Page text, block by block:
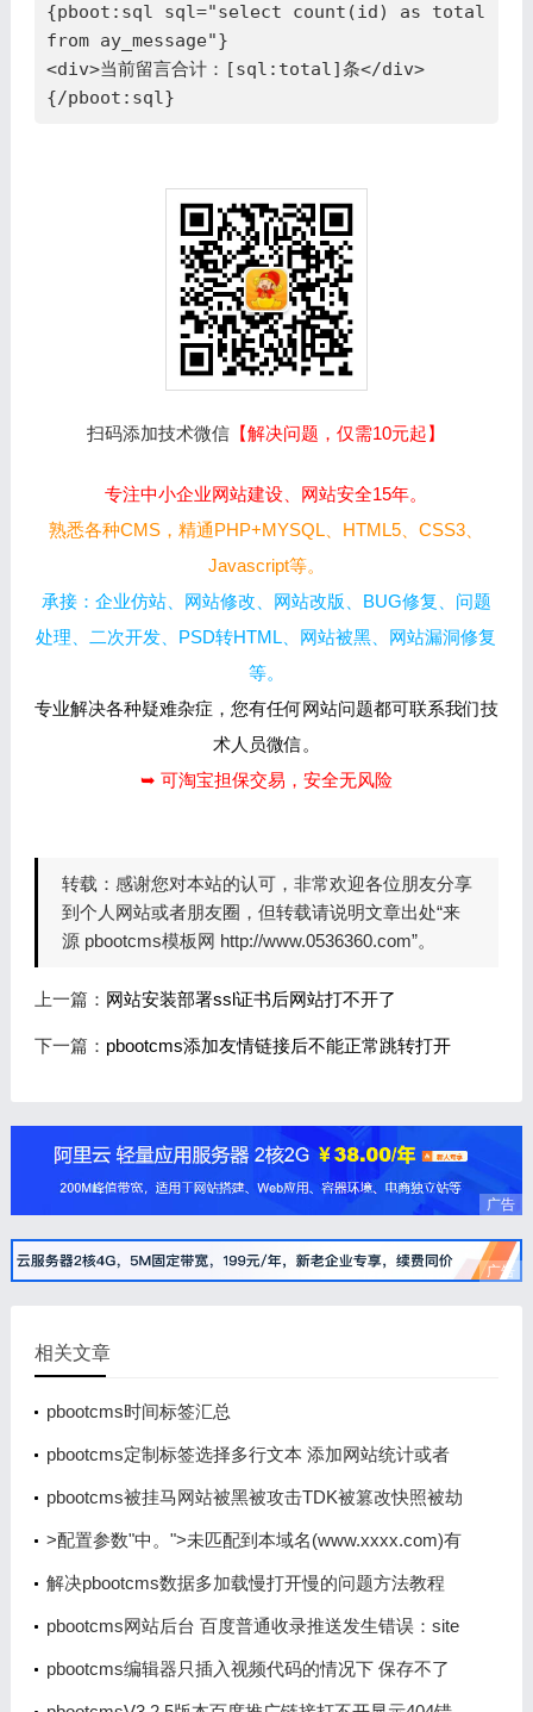
{pboot:sql sql="select count(id) as total
from ay_message"}
<div>当前留言合计：[sql:total]条</div>
{/pboot:sql}
扫码添加技术微信 【解决问题，仅需10元起】
专注中小企业网站建设、网站安全15年。
熟悉各种CMS，精通PHP+MYSQL、HTML5、CSS3、
Javascript等。
承接：企业仿站、网站修改、网站改版、BUG修复、问题
处理、二次开发、PSD转HTML、网站被黑、网站漏洞修复
等。
专业解决各种疑难杂症，您有任何网站问题都可联系我们技
术人员微信。
➥ 可淘宝担保交易，安全无风险
转载： 感谢您对本站的认可，非常欢迎各位朋友分享
到个人网站或者朋友圈，但转载请说明文章出处“来
源 pbootcms模板网 http://www.0536360.com”。
上一篇： 网站安装部署ssl证书后网站打不开了
下一篇： pbootcms添加友情链接后不能正常跳转打开
广告
广告
相关文章
pbootcms时间标签汇总
pbootcms定制标签选择多行文本 添加网站统计或者
是客服类js代码时出现br换行 导致代码不生效
pbootcms被挂马网站被黑被攻击TDK被篡改快照被劫
持怎么办的解决办法
>配置参数"中。">未匹配到本域名(www.xxxx.com)有
效授权码，请到PbootCMS官网免费获取，并登录系
统后台填写到"全局配置>>配置参数"中。
解决pbootcms数据多加载慢打开慢的问题方法教程
pbootcms网站后台 百度普通收录推送发生错误：site
error
pbootcms编辑器只插入视频代码的情况下 保存不了